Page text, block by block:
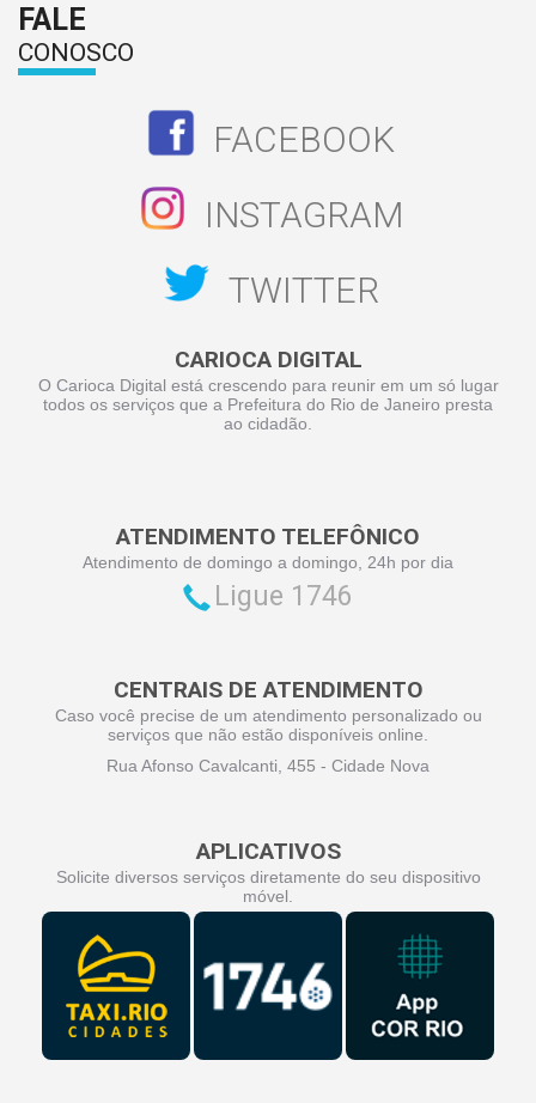
FALE
CONOSCO
FACEBOOK
INSTAGRAM
TWITTER
CARIOCA DIGITAL
O Carioca Digital está crescendo para reunir em um só lugar
todos os serviços que a Prefeitura do Rio de Janeiro presta
ao cidadão.
ATENDIMENTO TELEFÔNICO
Atendimento de domingo a domingo, 24h por dia
Ligue 1746
CENTRAIS DE ATENDIMENTO
Caso você precise de um atendimento personalizado ou
serviços que não estão disponíveis online.
Rua Afonso Cavalcanti, 455 - Cidade Nova
APLICATIVOS
Solicite diversos serviços diretamente do seu dispositivo
móvel.